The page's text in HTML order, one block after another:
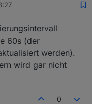
schau mir das dann
60s (der
werden).
wird gar nicht
0